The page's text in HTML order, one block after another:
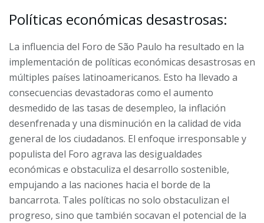
Políticas económicas desastrosas:
La influencia del Foro de São Paulo ha resultado en la
implementación de políticas económicas desastrosas en
múltiples países latinoamericanos. Esto ha llevado a
consecuencias devastadoras como el aumento
desmedido de las tasas de desempleo, la inflación
desenfrenada y una disminución en la calidad de vida
general de los ciudadanos. El enfoque irresponsable y
populista del Foro agrava las desigualdades
económicas e obstaculiza el desarrollo sostenible,
empujando a las naciones hacia el borde de la
bancarrota. Tales políticas no solo obstaculizan el
progreso, sino que también socavan el potencial de la